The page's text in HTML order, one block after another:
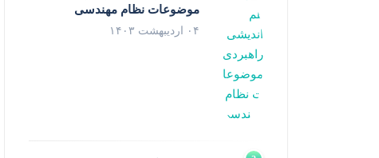
موضوعات نظام مهندسی
۰۴ اردیبهشت ۱۴۰۳